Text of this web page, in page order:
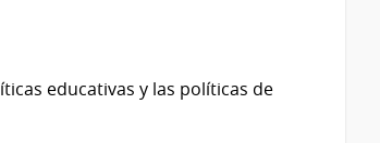
educativas y las políticas de